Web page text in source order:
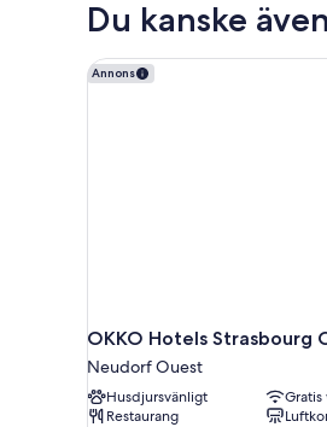
Du kanske
Annons
OKKO Hotels Strasbourg
Neudorf Ouest
Husdjursvänligt
Restaurang
OKKO Hotels Strasbourg